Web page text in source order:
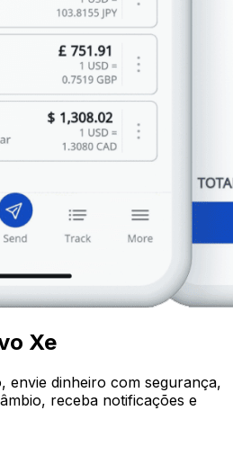
Xe
envie dinheiro com segurança,
receba notificações e